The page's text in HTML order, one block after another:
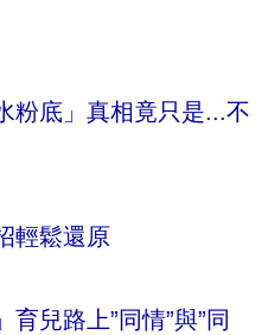
粉底」真相竟只是...不
輕鬆還原
育兒路上”同情”與”同